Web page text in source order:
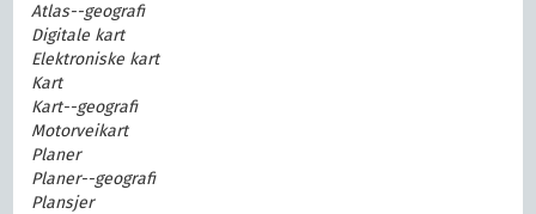
Atlas--geografi
Digitale kart
Elektroniske kart
Kart
Kart--geografi
Motorveikart
Planer
Planer--geografi
Plansjer